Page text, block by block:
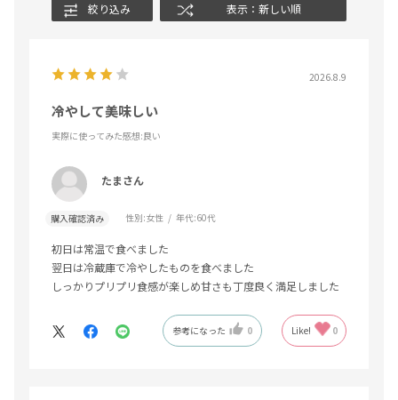
絞り込み 表示：新しい順
2026.8.9
冷やして美味しい
実際に使ってみた感想:良い
たまさん
購入確認済み 性別:女性 年代:60代
初日は常温で食べました
翌日は冷蔵庫で冷やしたものを食べました
しっかりプリプリ食感が楽しめ甘さも丁度良く満足しました
参考になった 0 Like! 0